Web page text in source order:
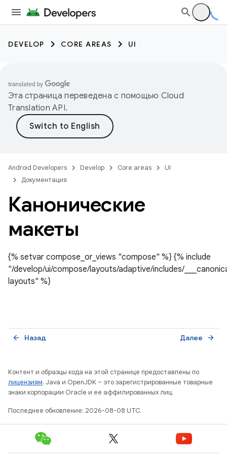
DEVELOP CORE AREAS UI
Эта страница переведена с помощью Cloud
Translation API.
Android Developers Develop Core areas
UI
Документация
Канонические
макеты
{% setvar compose_or_views "compose" %} {% include
"/develop/ui/compose/layouts/adaptive/includes/
layouts" %}
Назад
arrow_back Далее arrow_forward
Контент и образцы кода на этой странице предоставлены по
лицензиям. Java и OpenJDK – это зарегистрированные товарные
знаки корпорации Oracle и ее аффилированных лиц.
Последнее обновление: 2026-08-08 UTC.